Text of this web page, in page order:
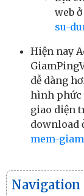
web
su-
Hiện nay
dễ dàng
hình phức
giao diện
download
mem-
Navigation